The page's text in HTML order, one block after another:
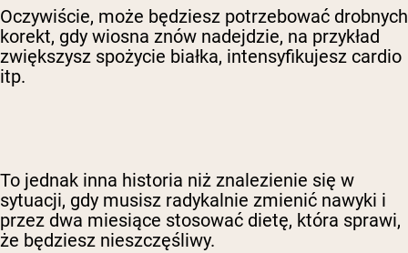
Oczywiście, może będziesz potrzebować drobnych
korekt, gdy wiosna znów nadejdzie, na przykład
zwiększysz spożycie białka, intensyfikujesz cardio
itp.
To jednak inna historia niż znalezienie się w
sytuacji, gdy musisz radykalnie zmienić nawyki i
przez dwa miesiące stosować dietę, która sprawi,
że będziesz nieszczęśliwy.